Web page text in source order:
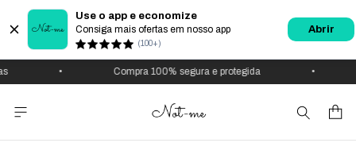
Use o app e economize
Consiga mais ofertas em nosso app
(100+)
Abrir
Compra 100% segura e protegida